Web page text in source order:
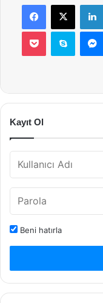
Facebook
X
Pocket Skype
Kayıt Ol
Beni hatırla